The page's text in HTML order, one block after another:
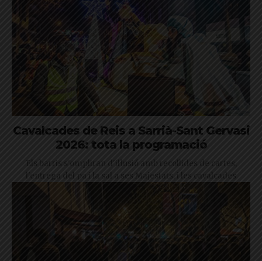
Cavalcades de Reis a Sarrià-Sant Gervasi
2026: tota la programació
Els barris s'ompliran d'il·lusió amb recollides de cartes,
l'entrega del pa i la sal a ses Majestats, i les cavalcades